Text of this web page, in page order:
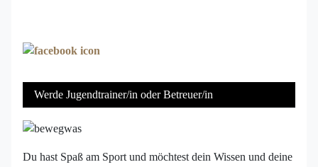
Werde Jugendtrainer/in oder Betreuer/in
Du hast Spaß am Sport und möchtest dein Wissen und deine